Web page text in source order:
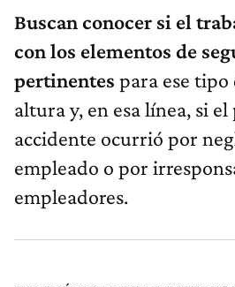
Buscan conocer si el
con los elementos de
pertinentes para ese tipo
altura y, en esa línea, si
accidente ocurrió por
empleado o por
empleadores.